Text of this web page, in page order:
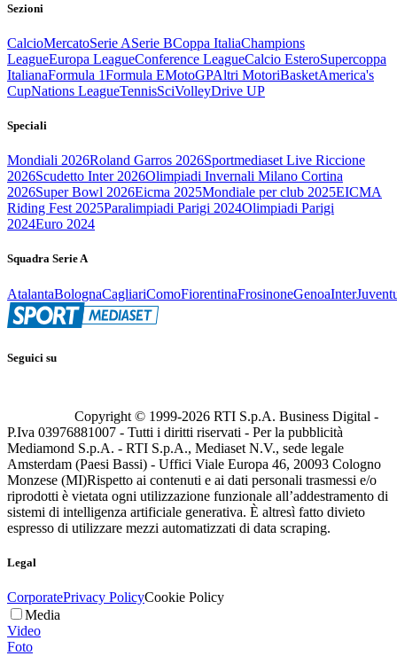
Sezioni
CalcioMercatoSerie ASerie BCoppa ItaliaChampions
LeagueEuropa LeagueConference LeagueCalcio EsteroSupercoppa
ItalianaFormula 1Formula EMotoGPAltri MotoriBasketAmerica's
CupNations LeagueTennisSciVolleyDrive UP
Speciali
Mondiali 2026Roland Garros 2026Sportmediaset Live Riccione
2026Scudetto Inter 2026Olimpiadi Invernali Milano Cortina
2026Super Bowl 2026Eicma 2025Mondiale per club 2025EICMA
Riding Fest 2025Paralimpiadi Parigi 2024Olimpiadi Parigi
2024Euro 2024
Squadra Serie A
AtalantaBolognaCagliariComoFiorentinaFrosinoneGenoaInter
Seguici su
Copyright © 1999-2026 RTI S.p.A. Business Digital -
P.Iva 03976881007 - Tutti i diritti riservati - Per la pubblicità
Mediamond S.p.A. - RTI S.p.A., Mediaset N.V., sede legale
Amsterdam (Paesi Bassi) - Uffici Viale Europa 46, 20093 Cologno
Monzese (MI)Rispetto ai contenuti e ai dati personali trasmessi e/o
riprodotti è vietata ogni utilizzazione funzionale all’addestramento di
sistemi di intelligenza artificiale generativa. È altresì fatto divieto
espresso di utilizzare mezzi automatizzati di data scraping.
Legal
CorporatePrivacy PolicyCookie Policy
Media
Video
Foto